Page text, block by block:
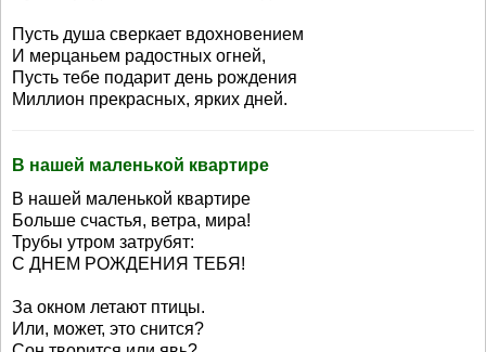
Пусть душа сверкает вдохновением
И мерцаньем радостных огней,
Пусть тебе подарит день рождения
Миллион прекрасных, ярких дней.
В нашей маленькой квартире
В нашей маленькой квартире
Больше счастья, ветра, мира!
Трубы утром затрубят:
С ДНЕМ РОЖДЕНИЯ ТЕБЯ!
За окном летают птицы.
Или, может, это снится?